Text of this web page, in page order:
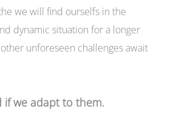
the we will find ourselfs in the
dynamic situation for a longer
unforeseen challenges await
if we adapt to them.